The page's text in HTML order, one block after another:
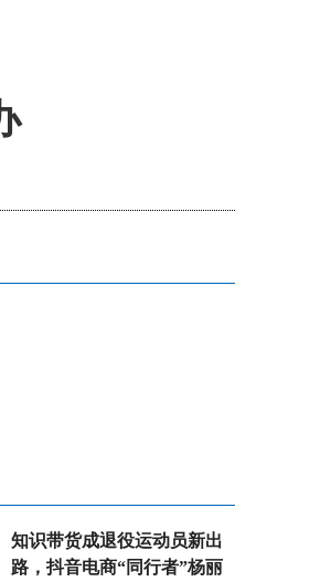
知识带货成退役运动员新出
路，抖音电商“同行者”杨丽